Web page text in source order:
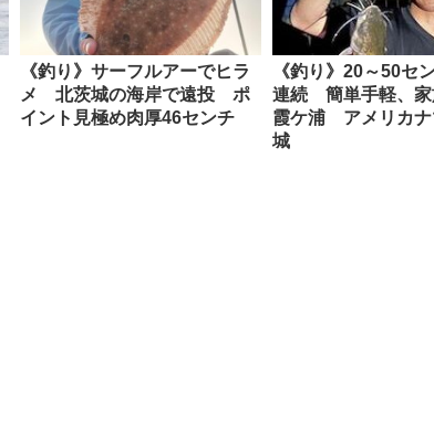
《釣り》サーフルアーでヒラ
メ 北茨城の海岸で遠投 ポ
イント見極め肉厚46センチ
《釣り》20～50セ
連続 簡単手軽、
霞ケ浦 アメリカ
城